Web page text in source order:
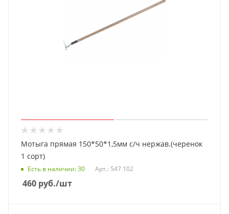
Мотыга прямая 150*50*1,5мм с/ч нержав.(черенок
1 сорт)
Есть в наличии: 30 Арт.: 547 102
460 руб./шт